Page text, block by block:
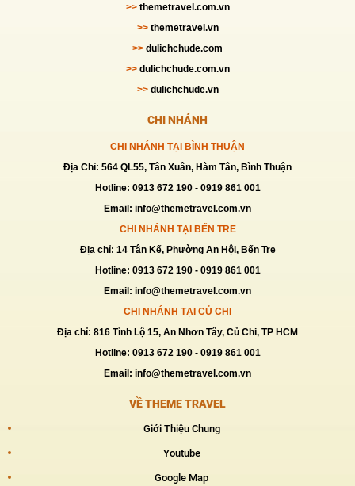
>> themetravel.com.vn
>> themetravel.vn
>> dulichchude.com
>> dulichchude.com.vn
>> dulichchude.vn
CHI NHÁNH
CHI NHÁNH TẠI BÌNH THUẬN
Địa Chỉ: 564 QL55, Tân Xuân, Hàm Tân, Bình Thuận
Hotline: 0913 672 190 - 0919 861 001
Email: info@themetravel.com.vn
CHI NHÁNH TẠI BẾN TRE
Địa chỉ: 14 Tân Kế, Phường An Hội, Bến Tre
Hotline: 0913 672 190 - 0919 861 001
Email: info@themetravel.com.vn
CHI NHÁNH TẠI CỦ CHI
Địa chỉ: 816 Tỉnh Lộ 15, An Nhơn Tây, Củ Chi, TP HCM
Hotline: 0913 672 190 - 0919 861 001
Email: info@themetravel.com.vn
VỀ THEME TRAVEL
Giới Thiệu Chung
Youtube
Google Map